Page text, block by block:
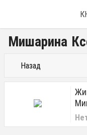
Мишарина
Назад